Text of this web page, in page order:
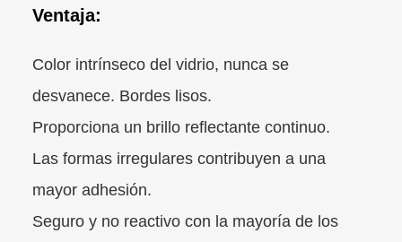
Ventaja:
Color intrínseco del vidrio, nunca se
desvanece. Bordes lisos.
Proporciona un brillo reflectante continuo.
Las formas irregulares contribuyen a una
mayor adhesión.
Seguro y no reactivo con la mayoría de los